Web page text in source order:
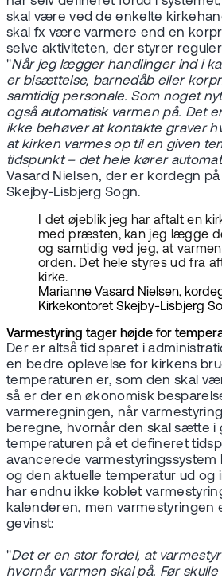
skal være ved de enkelte
skal fx være varmere end en
selve aktiviteten, der styrer
"Når jeg lægger handlinger ind i
er bisættelse, barnedåb eller
samtidig personale. Som noget
også automatisk varmen på. Det
ikke behøver at kontakte graver
at kirken varmes op til en given
tidspunkt – det hele kører
Vasard Nielsen, der er kordegn
Skejby-Lisbjerg Sogn.
I det øjeblik jeg har aftalt en
med præsten, kan jeg lægge
og samtidig ved jeg, at
orden. Det hele styres ud fra
kirke.
Marianne Vasard Nielsen,
Kirkekontoret Skejby-Lisbjerg
Varmestyring tager højde for
Der er altså tid sparet i
en bedre oplevelse for kirkens
temperaturen er, som den skal
så er der en økonomisk
varmeregningen, når
beregne, hvornår den skal sætte i
temperaturen på et defineret
avancerede varmestyringssystem
og den aktuelle temperatur ud og
har endnu ikke koblet
kalenderen, men varmestyringen
gevinst:
"Det er en stor fordel, at
hvornår varmen skal på. Før